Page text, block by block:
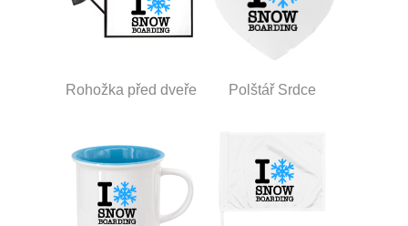
Rohožka před dveře Polštář Srdce